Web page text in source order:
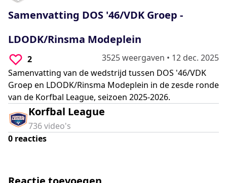
seconds
Samenvatting DOS '46/VDK Groep -
LDODK/Rinsma Modeplein
2 3525 weergaven • 12 dec. 2025
Samenvatting van de wedstrijd tussen DOS '46/VDK
Groep en LDODK/Rinsma Modeplein in de zesde ronde
van de Korfbal League, seizoen 2025-2026.
Korfbal League
736video's
0 reacties